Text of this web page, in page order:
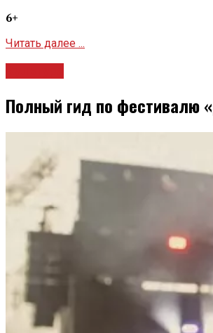
6+
Читать далее ...
Полный гид по фестивалю